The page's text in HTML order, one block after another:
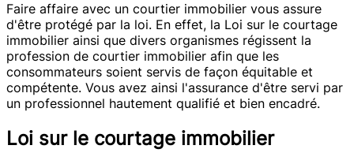
Faire affaire avec un courtier immobilier vous assure
d'être protégé par la loi. En effet, la Loi sur le courtage
immobilier ainsi que divers organismes régissent la
profession de courtier immobilier afin que les
consommateurs soient servis de façon équitable et
compétente. Vous avez ainsi l'assurance d'être servi par
un professionnel hautement qualifié et bien encadré.
Loi sur le courtage immobilier